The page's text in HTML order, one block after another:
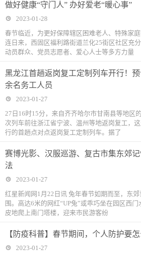
做好健康“守门人” 办好爱老“暖心事”
2023-01-28
春节临近，为更好保障辖区困难老人、特殊家庭
连日来，西固区福利路街道兰化25街区社区充
动员群众、党员志愿者、爱心人士等多方力量
黑龙江首趟返岗复工定制列车开行！
余名务工人员
2023-01-27
27日16时15分，来自齐齐哈尔市甘南县等地区
次列车前往浙江省宁波、温州等地返岗复工，
行的首趟点对点返岗复工定制列车。据了
赛博光影、汉服巡游、复古市集东郊
法
2023-01-27
红星新闻网1月22日讯 兔年春节如期而至，东
围。高达6米的网红“UP兔”或乖巧坐在园区西
皮地爬上南门塔楼，迎来市民游客纷
【防疫科普】春节期间，个人防护要
2023-01-27